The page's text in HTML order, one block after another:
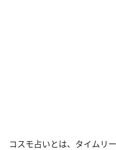
コスモ占いとは、タイムリ